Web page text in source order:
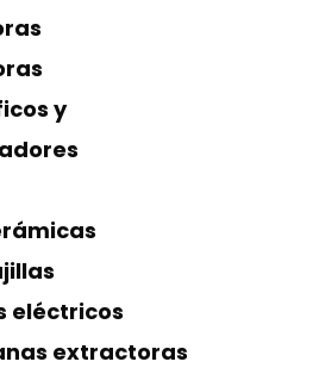
y
eléctricos
extractoras